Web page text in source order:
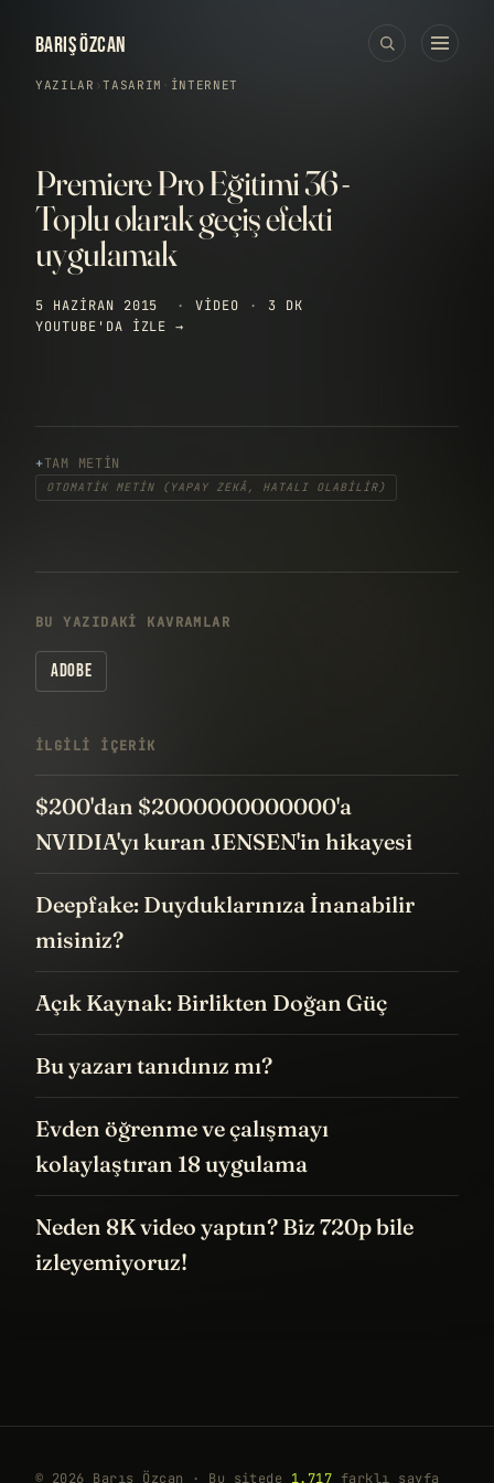
BARIŞ ÖZCAN
YAZILAR ›TASARIM · İNTERNET
Premiere Pro Eğitimi 36 -
Toplu olarak geçiş efekti
uygulamak
5 HAZIRAN 2015 · VIDEO ·
3 DK
YOUTUBE'DA IZLE →
TAM METIN
OTOMATIK METIN (YAPAY ZEKÂ, HATALI OLABILIR)
BU YAZIDAKI KAVRAMLAR
ADOBE
İLGILI IÇERIK
$200'dan $2000000000000'a
NVIDIA'yı kuran JENSEN'in hikayesi
Deepfake: Duyduklarınıza İnanabilir
misiniz?
Açık Kaynak: Birlikten Doğan Güç
Bu yazarı tanıdınız mı?
Evden öğrenme ve çalışmayı
kolaylaştıran 18 uygulama
Neden 8K video yaptın? Biz 720p bile
izleyemiyoruz!
© 2026 Barış Özcan · Bu sitede 1.717 farklı sayfa